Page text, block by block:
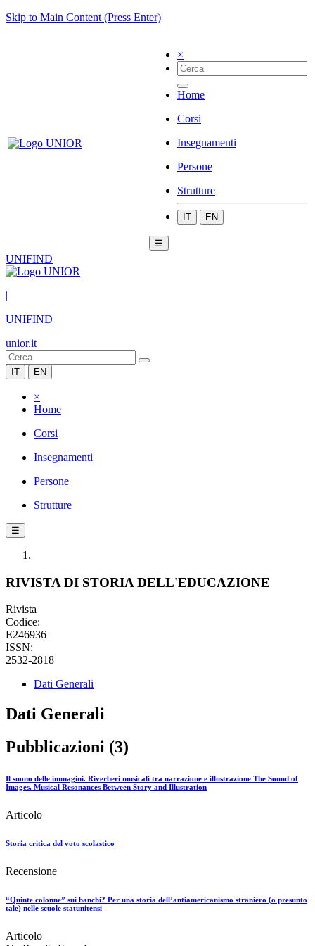
Skip to Main Content (Press Enter)
×
Home
Corsi
Insegnamenti
Persone
Strutture
IT EN
☰
UNIFIND
|
UNIFIND
unior.it
IT EN
×
Home
Corsi
Insegnamenti
Persone
Strutture
☰
RIVISTA DI STORIA DELL'EDUCAZIONE
Rivista
Codice:
E246936
ISSN:
2532-2818
Dati Generali
Dati Generali
Pubblicazioni (3)
Il suono delle immagini. Riverberi musicali tra narrazione e illustrazione The Sound of
Images. Musical Resonances Between Story and Illustration
Articolo
Storia critica del voto scolastico
Recensione
“Quinte colonne” sui banchi? Per una storia dell’antiamericanismo straniero (o presunto
tale) nelle scuole statunitensi
Articolo